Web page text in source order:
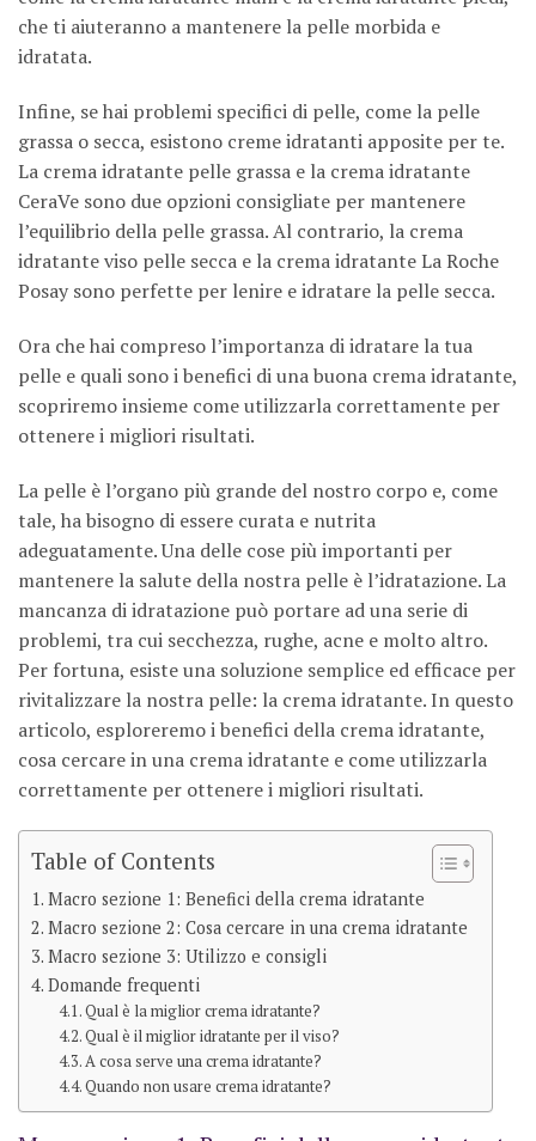
che ti aiuteranno a mantenere la pelle morbida e
idratata.
Infine, se hai problemi specifici di pelle, come la pelle
grassa o secca, esistono creme idratanti apposite per te.
La crema idratante pelle grassa e la crema idratante
CeraVe sono due opzioni consigliate per mantenere
l’equilibrio della pelle grassa. Al contrario, la crema
idratante viso pelle secca e la crema idratante La Roche
Posay sono perfette per lenire e idratare la pelle secca.
Ora che hai compreso l’importanza di idratare la tua
pelle e quali sono i benefici di una buona crema idratante,
scopriremo insieme come utilizzarla correttamente per
ottenere i migliori risultati.
La pelle è l’organo più grande del nostro corpo e, come
tale, ha bisogno di essere curata e nutrita
adeguatamente. Una delle cose più importanti per
mantenere la salute della nostra pelle è l’idratazione. La
mancanza di idratazione può portare ad una serie di
problemi, tra cui secchezza, rughe, acne e molto altro.
Per fortuna, esiste una soluzione semplice ed efficace per
rivitalizzare la nostra pelle: la crema idratante. In questo
articolo, esploreremo i benefici della crema idratante,
cosa cercare in una crema idratante e come utilizzarla
correttamente per ottenere i migliori risultati.
Table of Contents
Macro sezione 1: Benefici della crema idratante
Macro sezione 2: Cosa cercare in una crema idratante
Macro sezione 3: Utilizzo e consigli
Domande frequenti
Qual è la miglior crema idratante?
Qual è il miglior idratante per il viso?
A cosa serve una crema idratante?
Quando non usare crema idratante?